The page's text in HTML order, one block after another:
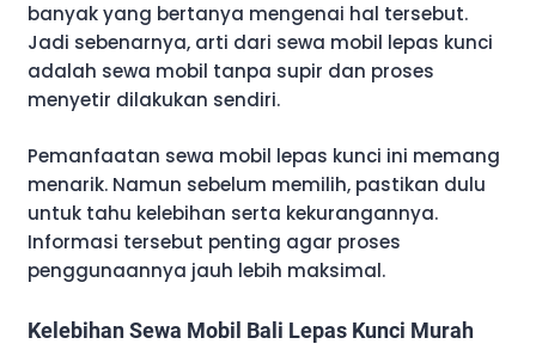
banyak yang bertanya mengenai hal tersebut.
Jadi sebenarnya, arti dari sewa mobil lepas kunci
adalah sewa mobil tanpa supir dan proses
menyetir dilakukan sendiri.
Pemanfaatan sewa mobil lepas kunci ini memang
menarik. Namun sebelum memilih, pastikan dulu
untuk tahu kelebihan serta kekurangannya.
Informasi tersebut penting agar proses
penggunaannya jauh lebih maksimal.
Kelebihan Sewa Mobil Bali Lepas Kunci Murah